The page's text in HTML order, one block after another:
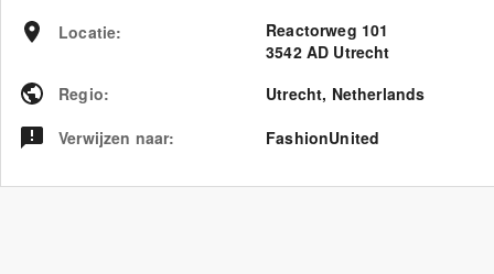
Locatie:
Reactorweg 101
3542 AD Utrecht
Regio: Utrecht, Netherlands
Verwijzen naar: FashionUnited